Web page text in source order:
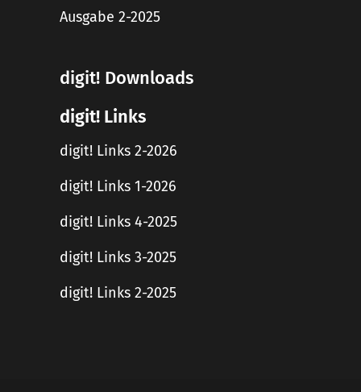
Ausgabe 2-2025
digit! Downloads
digit! Links
digit! Links 2-2026
digit! Links 1-2026
digit! Links 4-2025
digit! Links 3-2025
digit! Links 2-2025